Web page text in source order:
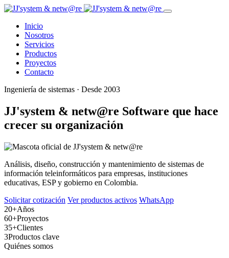
Inicio
Nosotros
Servicios
Productos
Proyectos
Contacto
Ingeniería de sistemas · Desde 2003
JJ'system & netw@re Software que hace
crecer su organización
Análisis, diseño, construcción y mantenimiento de sistemas de
información teleinformáticos para empresas, instituciones
educativas, ESP y gobierno en Colombia.
Solicitar cotización Ver productos activos WhatsApp
20+Años
60+Proyectos
35+Clientes
3Productos clave
Quiénes somos